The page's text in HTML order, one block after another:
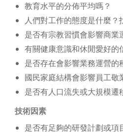
教育水平的分佈平均嗎？
人們對工作的態度是什麼？
是否有宗教習慣會影響商業
有關健康意識和休閒愛好的
是否存在會影響業務運營的
國民家庭結構會影響員工敬
是否有人口流失或大規模遷
技術因素
是否有足夠的研發計劃或項